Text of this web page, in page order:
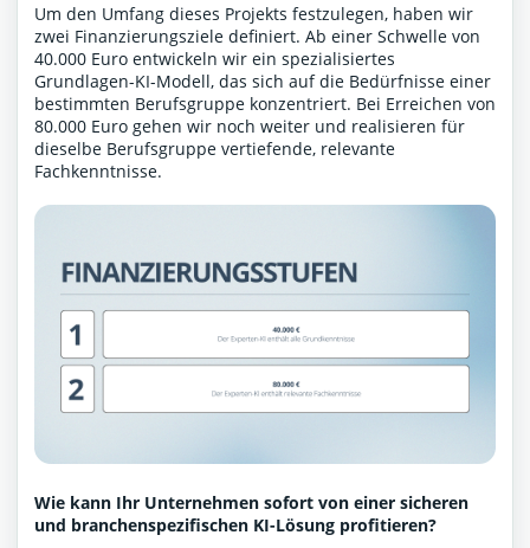
Um den Umfang dieses Projekts festzulegen, haben wir
zwei Finanzierungsziele definiert. Ab einer Schwelle von
40.000 Euro entwickeln wir ein spezialisiertes
Grundlagen-KI-Modell, das sich auf die Bedürfnisse einer
bestimmten Berufsgruppe konzentriert. Bei Erreichen von
80.000 Euro gehen wir noch weiter und realisieren für
dieselbe Berufsgruppe vertiefende, relevante
Fachkenntnisse.
Wie kann Ihr Unternehmen sofort von einer sicheren
und branchenspezifischen KI-Lösung profitieren?